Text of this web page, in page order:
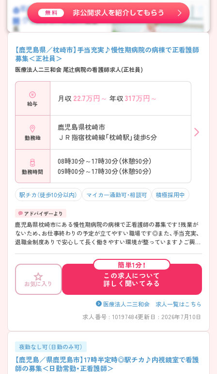
【鹿児島県／枕崎市】手当充実♪慢性期病院の病棟で正看護師
募集＜正社員＞
医療法人二三和会 尾辻病院の看護師求人(正社員)
給与
月収 22.7万円～ 年収 317万円～
勤務地
鹿児島県枕崎市
ＪＲ指宿枕崎線「枕崎駅」徒歩5分
勤務時間
08時30分～17時30分（休憩90分）
09時00分～17時30分（休憩90分）
駅チカ（徒歩10分以内） マイカー通勤可・相談可 積極採用中
鹿児島県枕崎市にある慢性期病院の病棟で正看護師の募集です！残業が
ないため、お仕事終わりの予定が立てやすい職場です◎また、手当充実、
退職金制度ありで安心して長く働きやすい環境が整っています♪ご興味
お気に入り
簡単1分！
この求人について
詳しく聞いてみる
医療法人二三和会 求人一覧はこちら
求人番号 : 10197484更新日 : 2026年7月10日
夜勤なし可（日勤のみ可）
【鹿児島／県鹿児島市】17時半定時◎駅チカ♪内視鏡室で看護
師の募集＜日勤常勤・正看護師＞